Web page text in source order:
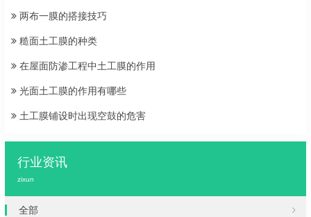
两布一膜的搭接技巧
糙面土工膜的种类
在屋面防渗工程中土工膜的作用
光面土工膜的作用有哪些
土工膜铺设时出现空鼓的危害
行业资讯
zixun
全部